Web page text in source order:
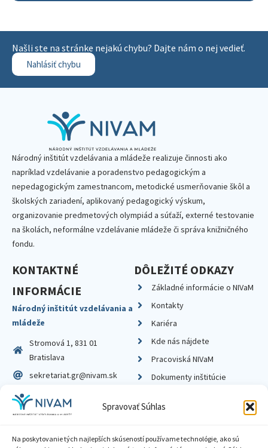
Spravovať Súhlas
Na poskytovanie tých najlepších skúseností používame technológie, ako sú
Našli ste na stránke nejakú chybu? Dajte nám o nej vedieť.
Nahlásiť chybu
Národný inštitút vzdelávania a mládeže realizuje činnosti ako
napríklad vzdelávanie a poradenstvo pedagogickým a
nepedagogickým zamestnancom, metodické usmerňovanie škôl a
školských zariadení, aplikovaný pedagogický výskum,
organizovanie predmetových olympiád a súťaží, externé testovanie
na školách, neformálne vzdelávanie mládeže či správa knižničného
fondu.
KONTAKTNÉ
INFORMÁCIE
Národný inštitút vzdelávania a
mládeže
Stromová 1, 831 01
Bratislava
sekretariat.gr@nivam.sk
IČO: 00164348
DIČ: 2020798714
DÔLEŽITÉ ODKAZY
Základné informácie o NIVaM
Kontakty
Kariéra
Kde nás nájdete
Pracoviská NIVaM
Dokumenty inštitúcie